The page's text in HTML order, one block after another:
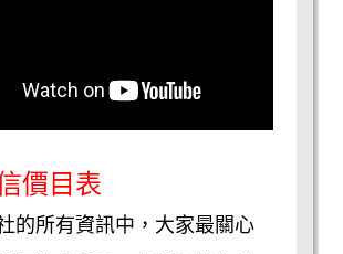
價目表
的所有資訊中，大家最關心